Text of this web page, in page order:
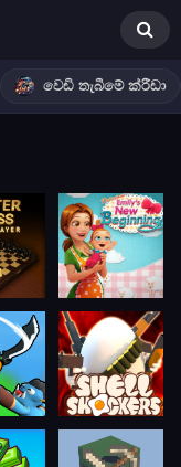
වෙඩි තැබීමේ ක්රීඩා